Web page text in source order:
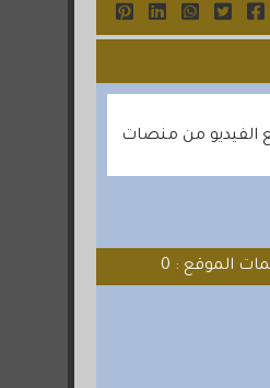
الفيديو من منصات
الموقع : 0